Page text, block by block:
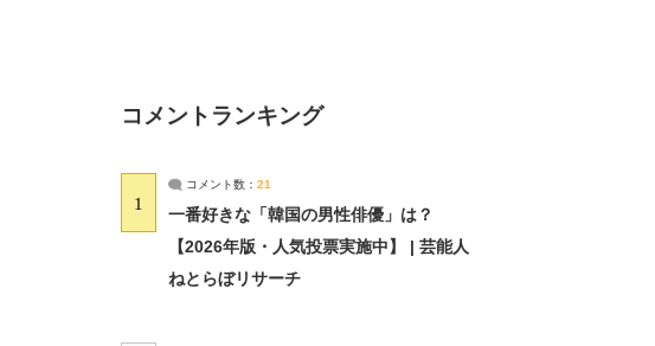
コメントランキング
1
コメント数： 21
一番好きな「韓国の男性俳優」は？
【2026年版・人気投票実施中】 | 芸能人
ねとらぼリサーチ